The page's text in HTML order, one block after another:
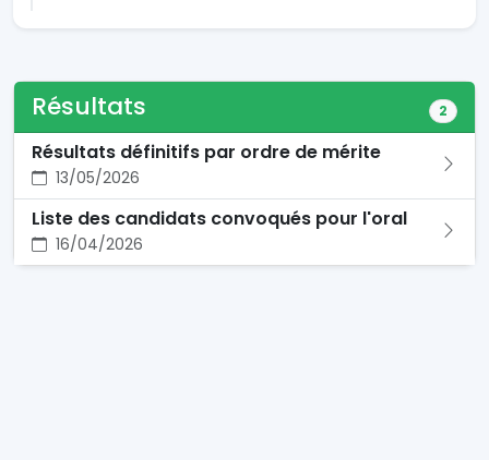
Résultats 2
Résultats définitifs par ordre de mérite
13/05/2026
Liste des candidats convoqués pour l'oral
16/04/2026